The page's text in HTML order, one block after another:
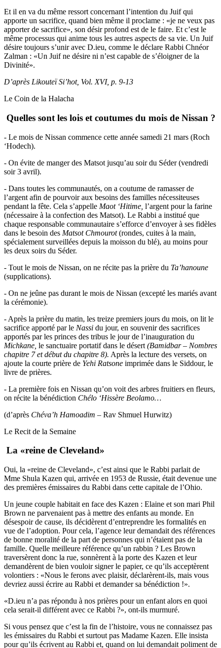
Et il en va du même ressort concernant l’intention du Juif qui
apporte un sacrifice, quand bien même il proclame : «je ne veux pas
apporter de sacrifice», son désir profond est de le faire. Et c’est le
même processus qui anime tous les autres aspects de sa vie. Un Juif
désire toujours s’unir avec D.ieu, comme le déclare Rabbi Chnéor
Zalman : «Un Juif ne désire ni n’est capable de s’éloigner de la
Divinité».
D’après Likouteï Si’hot, Vol. XVI, p. 9-13
Le Coin de la Halacha
Quelles sont les lois et coutumes du mois de Nissan ?
- Le mois de Nissan commence cette année samedi 21 mars (Roch
‘Hodech).
- On évite de manger des Matsot jusqu’au soir du Séder (vendredi
soir 3 avril).
- Dans toutes les communautés, on a coutume de ramasser de
l’argent afin de pourvoir aux besoins des familles nécessiteuses
pendant la fête. Cela s’appelle Maot ‘Hitime l’argent pour la farine
(nécessaire à la confection des Matsot). Le Rabbi a institué que
chaque responsable communautaire s’efforce d’envoyer à ses fidèles
dans le besoin des Matsot Chmourot(rondes, cuites à la main,
spécialement surveillées depuis la moisson du blé), au moins pour
les deux soirs du Séder.
- Tout le mois de Nissan, on ne récite pas la prière du Ta’hanoune
(supplications).
- On ne jeûne pas durant le mois de Nissan (excepté les mariés avant
la cérémonie).
- Après la prière du matin, les treize premiers jours du mois, on lit le
sacrifice apporté par le Nassi du jour, en souvenir des sacrifices
apportés par les princes des tribus le jour de l’inauguration du
Michkane le sanctuaire portatif dans le désert (Bamidbar – Nombres
chapitre 7 et début du chapitre 8). Après la lecture des versets, on
ajoute la courte prière de Yehi Ratsone imprimée dans le Siddour, le
livre de prières.
- La première fois en Nissan qu’on voit des arbres fruitiers en fleurs,
on récite la bénédiction Chélo ‘Hissère Beolamo…
(d’après Chéva’h Hamoadim – Rav Shmuel Hurwitz)
Le Recit de la Semaine
La «reine de Cleveland»
Oui, la «reine de Cleveland», c’est ainsi que le Rabbi parlait de
Mme Shula Kazen qui, arrivée en 1953 de Russie, était devenue une
des premières émissaires du Rabbi dans cette capitale de l’Ohio.
Un jeune couple habitait en face des Kazen : Elaine et son mari Phil
Brown ne parvenaient pas à mettre des enfants au monde. En
désespoir de cause, ils décidèrent d’entreprendre les formalités en
vue de l’adoption. Pour cela, l’agence leur demandait des références
de bonne moralité de la part de personnes qui n’étaient pas de la
famille. Quelle meilleure référence qu’un rabbin ? Les Brown
traversèrent donc la rue, sonnèrent à la porte des Kazen et leur
demandèrent de bien vouloir signer le papier, ce qu’ils acceptèrent
volontiers : «Nous le ferons avec plaisir, déclarèrent-ils, mais vous
devriez aussi écrire au Rabbi et demander sa bénédiction !».
«D.ieu n’a pas répondu à nos prières pour un enfant alors en quoi
cela serait-il différent avec ce Rabbi ?», ont-ils murmuré.
Si vous pensez que c’est la fin de l’histoire, vous ne connaissez pas
les émissaires du Rabbi et surtout pas Madame Kazen. Elle insista
pour qu’ils écrivent au Rabbi et, quand on lui demandait poliment de